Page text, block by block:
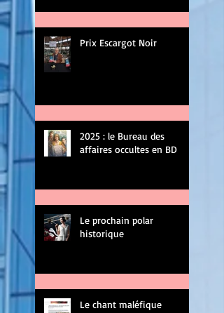
Prix Escargot Noir
2025 : le Bureau des
affaires occultes en BD
Le prochain polar
historique
Le chant maléfique